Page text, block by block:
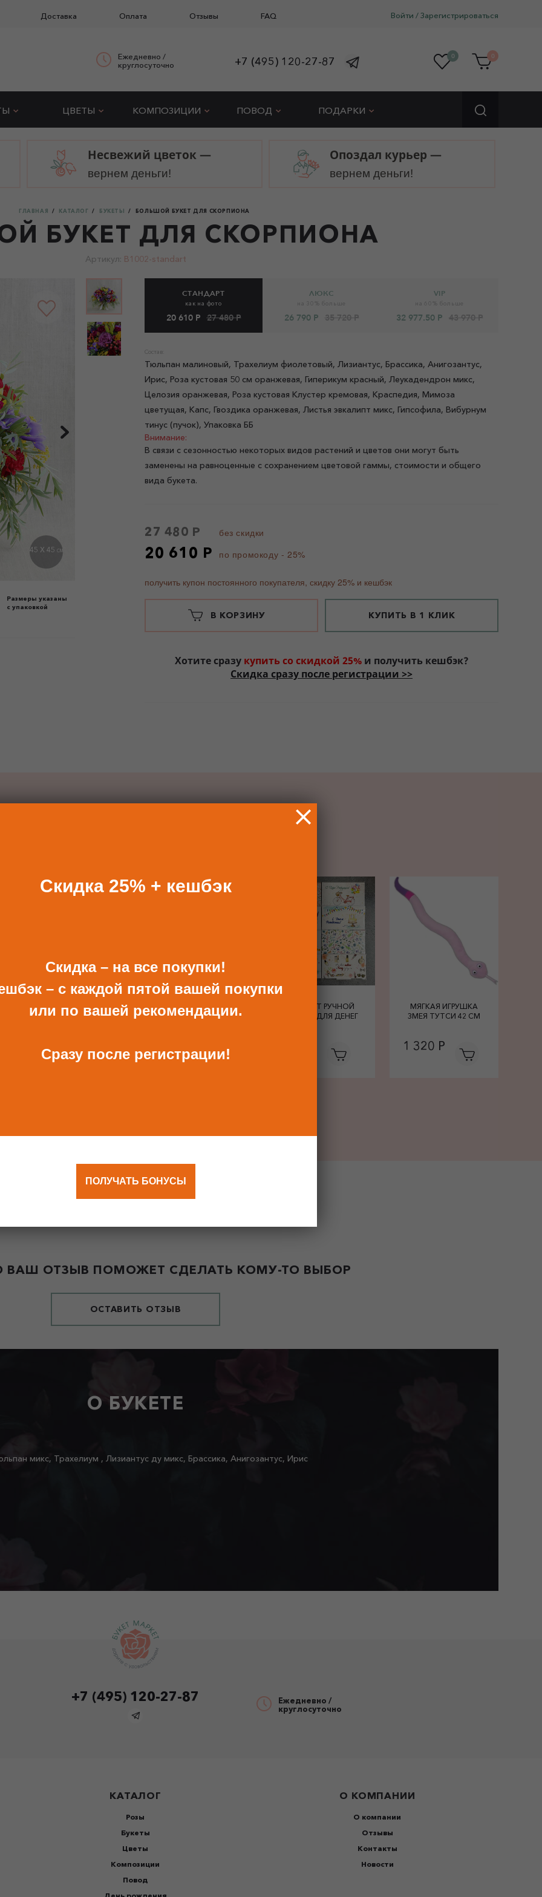
Доставка Оплата Отзывы FAQ Войти /Зарегистрироваться
Ежедневно /
круглосуточно
+7 (495) 120-27-87 0 0
ЦВЕТЫ КОМПОЗИЦИИ ПОВОД ПОДАРКИ
Несвежий цветок —
вернем деньги!
Опоздал курьер —
вернем деньги!
ГЛАВНАЯ КАТАЛОГ БУКЕТЫ БОЛЬШОЙ БУКЕТ ДЛЯ СКОРПИОНА
БУКЕТ ДЛЯ СКОРПИОНА
Артикул: B1002-standart
45 X 45 СМ
Размеры указаны
с упаковкой
СТАНДАРТ
как на фото
20 610 Р 27 480 Р
ЛЮКС
26 790 Р 35 720 Р
VIP
32 977.50 Р 43 970 Р
Состав:
Тюльпан малиновый, Трахелиум фиолетовый, Лизиантус, Брассика, Анигозантус,
Ирис, Роза кустовая 50 см оранжевая, Гиперикум красный, Леукадендрон микс,
Целозия оранжевая, Роза кустовая Клустер кремовая, Краспедия, Мимоза
цветущая, Капс, Гвоздика оранжевая, Листья эвкалипт микс, Гипсофила, Вибурнум
тинус (пучок), Упаковка ББ
Внимание:
В связи с сезонностью некоторых видов растений и цветов они могут быть
заменены на равноценные с сохранением цветовой гаммы, стоимости и общего
вида букета.
27 480 Р без скидки
20 610 Р по промокоду - 25%
получить купон постоянного покупателя, скидку 25% и кешбэк
В КОРЗИНУ КУПИТЬ В 1 КЛИК
Хотите сразу купить со скидкой 25%и получить кешбэк?
Скидка сразу после регистрации >>
К ЗАКАЗУ ПОДАРОК
ОТКРЫТКА И
КОНВЕРТ С ДЕКОРОМ
680 Р
КОНВЕРТ РУЧНОЙ
РАБОТЫ ДЛЯ ДЕНЕГ С
КОНВЕРТ РУЧНОЙ
РАБОТЫ ДЛЯ ДЕНЕГ
МЯГКАЯ ИГРУШКА
ЗМЕЯ ТУТСИ 42 СМ
1 320 Р
ОТЗЫВ ПОМОЖЕТ СДЕЛАТЬ КОМУ-ТО ВЫБОР
ОСТАВИТЬ ОТЗЫВ
О БУКЕТЕ
микс, Трахелиум , Лизиантус ду микс, Брассика, Анигозантус, Ирис
+7 (495) 120-27-87
Ежедневно /
круглосуточно
КАТАЛОГ
Розы
Букеты
Цветы
Композиции
Повод
О КОМПАНИИ
О компании
Отзывы
Контакты
Новости
Скидка 25% + кешбэк
Скидка – на все покупки!
– с каждой пятой вашей покупки
или по вашей рекомендации.
Сразу после регистрации!
ПОЛУЧАТЬ БОНУСЫ